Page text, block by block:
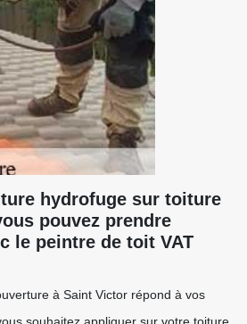
hydrofuge sur toiture
pouvez prendre
le peintre de toit VAT
à Saint Victor répond à vos